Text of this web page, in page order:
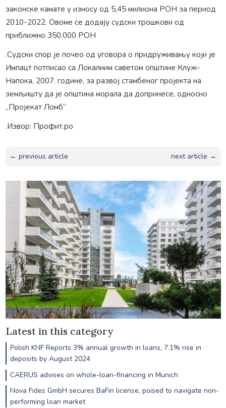
законске камате у износу од 5,45 милиона РОН за период
2010-2022. Овоме се додају судски трошкови од
приближно 350.000 РОН
.Судски спор је почео од уговора о придруживању који је
Импацт потписао са Локалним саветом општине Клуж-
Напока, 2007. године, за развој стамбеног пројекта на
земљишту да је општина морала да допринесе, односно
„Пројекат Ломб“
.Извор: Профит.ро
← previous article next article →
Latest in this category
Polish KNF Reports 3% annual growth in loans, 7.1% rise in
deposits by August 2024
CAERUS advises on whole-loan-financing in Munich
Nova Fides GmbH secures BaFin license, poised to navigate non-
performing loan market